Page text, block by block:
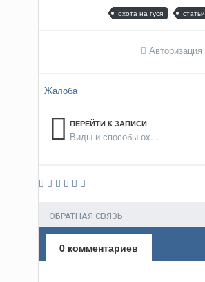
охота на гуся статьи
Авторизация
Жалоба
ПЕРЕЙТИ К ЗАПИСИ
Виды и способы охоты
ОБРАТНАЯ СВЯЗЬ
0 комментариев